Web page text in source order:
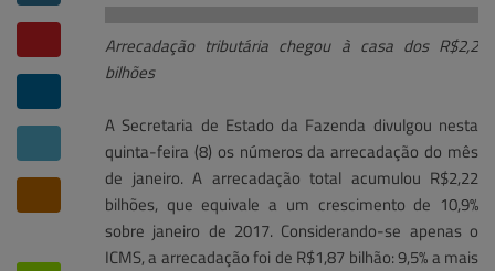
Arrecadação tributária chegou à casa dos R$2,2
bilhões
A Secretaria de Estado da Fazenda divulgou nesta
quinta-feira (8) os números da arrecadação do mês
de janeiro. A arrecadação total acumulou R$2,22
bilhões, que equivale a um crescimento de 10,9%
sobre janeiro de 2017. Considerando-se apenas o
ICMS, a arrecadação foi de R$1,87 bilhão: 9,5% a mais